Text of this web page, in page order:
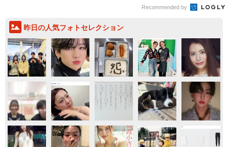
Recommended by
昨日の人気フォトセレクション